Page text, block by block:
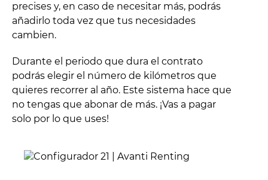
precises y, en caso de necesitar más, podrás
añadirlo toda vez que tus necesidades
cambien.
Durante el periodo que dura el contrato
podrás elegir el número de kilómetros que
quieres recorrer al año. Este sistema hace que
no tengas que abonar de más. ¡Vas a pagar
solo por lo que uses!